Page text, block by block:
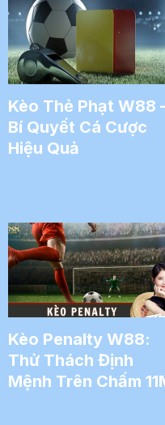
Kèo Thẻ Phạt W88
Bí Quyết Cá Cược
Hiệu Quả
Kèo Penalty W88:
Thử Thách Định
Mệnh Trên Chấm